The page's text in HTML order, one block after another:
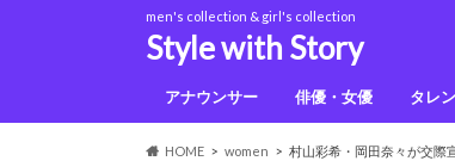
men's collection & girl's collection
Style with Story
アナウンサー 俳優・女優 タレ
HOME women 村山彩希・岡田奈々が交際